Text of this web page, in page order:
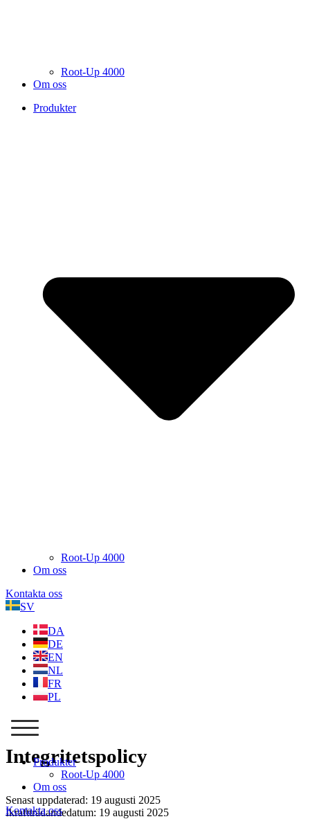
Root-Up 4000
Om oss
Produkter
Root-Up 4000
Om oss
Kontakta oss
SV
DA
DE
EN
NL
FR
PL
Produkter
Root-Up 4000
Om oss
Kontakta oss
Integritetspolicy
Senast uppdaterad: 19 augusti 2025
Ikraftträdandedatum: 19 augusti 2025